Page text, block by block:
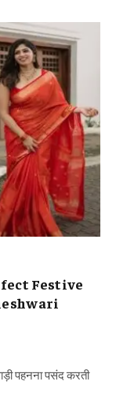
Festive
पहनना पसंद करती